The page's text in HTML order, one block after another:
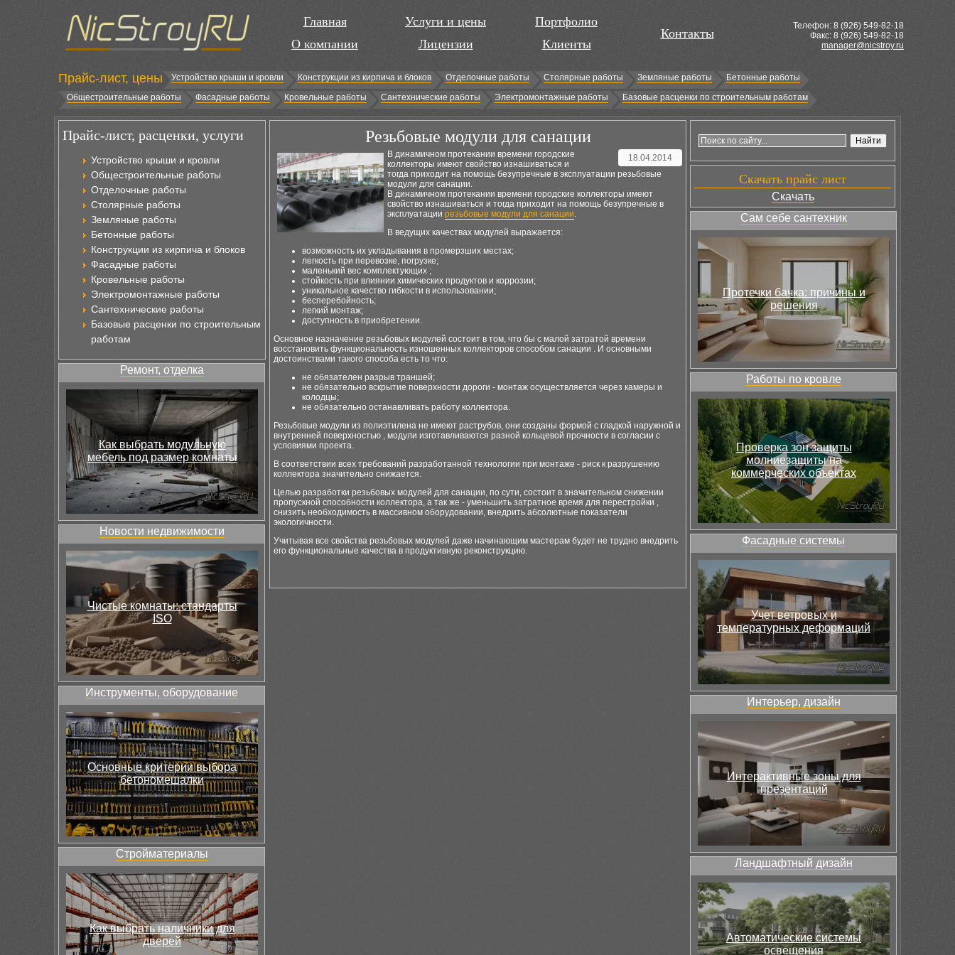
Главная
О компании
Услуги и цены
Лицензии
Портфолио
Клиенты
Контакты
Телефон: 8 (926) 549-82-18
Факс: 8 (926) 549-82-18
manager@nicstroy.ru
Прайс-лист, цены Устройство крыши и кровли Конструкции из кирпича и блоков Отделочные работы Столярные работы Земляные работы
Бетонные работы
Общестроительные работы
Фасадные работы Кровельные работы Сантехнические работы Электромонтажные работы Базовые расценки по строительным работам
Прайс-лист, расценки, услуги
Устройство крыши и кровли
Общестроительные работы
Отделочные работы
Столярные работы
Земляные работы
Бетонные работы
Конструкции из кирпича и блоков
Фасадные работы
Кровельные работы
Электромонтажные работы
Сантехнические работы
Базовые расценки по строительным
работам
Ремонт, отделка
Как выбрать модульную
мебель под размер комнаты
Новости недвижимости
Чистые комнаты: стандарты
ISO
Инструменты, оборудование
Основные критерии выбора
бетономешалки
Стройматериалы
Как выбрать наличники для
дверей
Резьбовые модули для санации
18.04.2014
В динамичном протекании времени городские
коллекторы имеют свойство изнашиваться и
тогда приходит на помощь безупречные в эксплуатации резьбовые
модули для санации.
В динамичном протекании времени городские коллекторы имеют
свойство изнашиваться и тогда приходит на помощь безупречные в
эксплуатации резьбовые модули для санации.
В ведущих качествах модулей выражается:
возможность их укладывания в промерзших местах;
легкость при перевозке, погрузке;
маленький вес комплектующих ;
стойкость при влиянии химических продуктов и коррозии;
уникальное качество гибкости в использовании;
бесперебойность;
легкий монтаж;
доступность в приобретении.
Основное назначение резьбовых модулей состоит в том, что бы с малой затратой времени
восстановить функциональность изношенных коллекторов способом санации . И основными
достоинствами такого способа есть то что:
не обязателен разрыв траншей;
не обязательно вскрытие поверхности дороги - монтаж осуществляется через камеры и
колодцы;
не обязательно останавливать работу коллектора.
Резьбовые модули из полиэтилена не имеют раструбов, они созданы формой с гладкой наружной и
внутренней поверхностью , модули изготавливаются разной кольцевой прочности в согласии с
условиями проекта.
В соответствии всех требований разработанной технологии при монтаже - риск к разрушению
коллектора значительно снижается.
Целью разработки резьбовых модулей для санации, по сути, состоит в значительном снижении
пропускной способности коллектора, а так же - уменьшить затратное время для перестройки ,
снизить необходимость в массивном оборудовании, внедрить абсолютные показатели
экологичности.
Учитывая все свойства резьбовых модулей даже начинающим мастерам будет не трудно внедрить
его функциональные качества в продуктивную реконструкцию.
Скачать прайс лист
Скачать
Сам себе сантехник
Протечки бачка: причины и
решения
Работы по кровле
Проверка зон защиты
молниезащиты на
коммерческих объектах
Фасадные системы
Учет ветровых и
температурных деформаций
Интерьер, дизайн
Интерактивные зоны для
презентаций
Ландшафтный дизайн
Автоматические системы
освещения